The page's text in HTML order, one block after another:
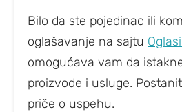
Bilo da ste pojedinac ili
oglašavanje na sajtu
omogućava vam da
proizvode i usluge.
priče o uspehu.